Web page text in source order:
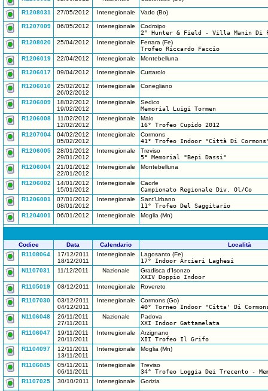
R1208031 27/05/2012 Interregionale Vado (Bo)
R1207009 06/05/2012 Interregionale
Codroipo
2° Hunter & Field - Villa Manin Di
R1208020
25/04/2012 Interregionale
Ferrara (Fe)
Trofeo Riccardo Faccio
R1206019
22/04/2012 Interregionale Montebelluna
R1206017 09/04/2012 Interregionale Curtarolo
R1206010
25/02/2012
26/02/2012
Interregionale Conegliano
R1206009
18/02/2012
19/02/2012
Interregionale
Sedico
Memorial Luigi Tormen
R1206008
11/02/2012
12/02/2012
Interregionale
Malo
16° Trofeo Cupido 2012
R1207004
04/02/2012
05/02/2012
Interregionale
Cormons
41° Trofeo Indoor "Città Di
R1206005
28/01/2012
29/01/2012
Interregionale
Treviso
5° Memorial "Bepi Dassi"
R1206004
21/01/2012
22/01/2012
Interregionale Montebelluna
R1206002
14/01/2012
15/01/2012
Interregionale
Caorle
Campionato Regionale Div. Ol/Co
R1206001
07/01/2012
08/01/2012
Interregionale
Sant'Urbano
11° Trofeo Del Saggitario
R1204001
06/01/2012 Interregionale Moglia (Mn)
Codice Data Calendario
Località
R1108064
17/12/2011
18/12/2011
Interregionale
Lagosanto (Fe)
17° Indoor Arcieri Laghesi
N1107031
11/12/2011 Nazionale
Gradisca d'Isonzo
XXIV Doppio Indoor
R1105019
08/12/2011 Interregionale Rovereto
R1107030
03/12/2011
04/12/2011
Interregionale
Cormons (Go)
40° Torneo Indoor "Citta' Di
N1106048
26/11/2011
27/11/2011
Nazionale
Padova
XXI Indoor Gattamelata
R1106047
19/11/2011
20/11/2011
Interregionale
Arzignano
XII Trofeo Il Grifo
R1104097
12/11/2011
13/11/2011
Interregionale Moglia (Mn)
R1106045
05/11/2011
06/11/2011
Interregionale
Treviso
34° Trofeo Loggia Dei Trecento -
R1107025
30/10/2011 Interregionale Gorizia